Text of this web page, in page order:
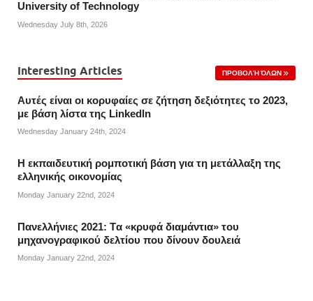
University of Technology
Wednesday July 8th, 2026
Interesting Articles ΠΡΟΒΟΛΉ ΌΛΩΝ
Αυτές είναι οι κορυφαίες σε ζήτηση δεξιότητες το 2023,
με βάση λίστα της Linkedln
Wednesday January 24th, 2024
Η εκπαιδευτική ρομποτική βάση για τη μετάλλαξη της
ελληνικής οικονομίας
Monday January 22nd, 2024
Πανελλήνιες 2021: Tα «κρυφά διαμάντια» του
μηχανογραφικού δελτίου που δίνουν δουλειά
Monday January 22nd, 2024